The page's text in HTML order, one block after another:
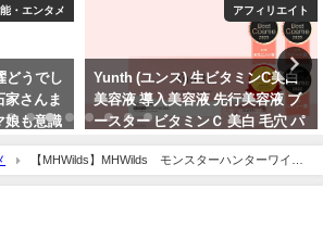
・エンタメ
どうでし
家さんま
娘も意識
アフィリエイト
Yunth (ユンス) 生ビタミンC美白
美容液 導入美容液 先行美容液 ブ
ースター ビタミンＣ 美白 毛穴 パ
ラベンフ
【MHWilds】MHWilds モンスターハンターワイル